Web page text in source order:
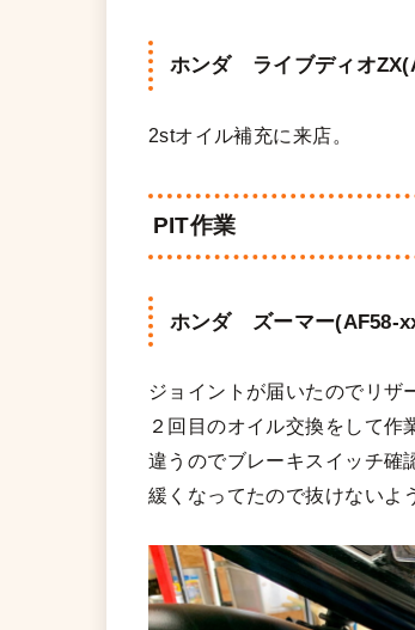
ホンダ ライブディオ
2stオイル補充に来店。
PIT作業
ホンダ ズーマー(AF58-
ジョイントが届いたのでリザ
２回目のオイル交換をして
違うのでブレーキスイッチ確
緩くなってたので抜けないよ